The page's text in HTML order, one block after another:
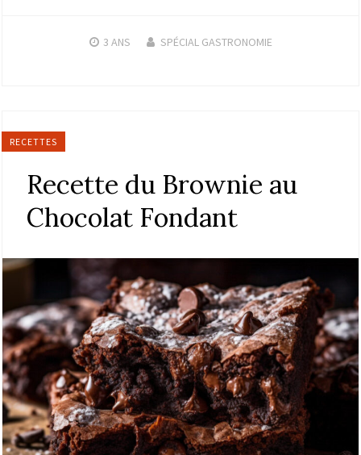
3 ANS SPÉCIAL GASTRONOMIE
RECETTES
Recette du Brownie au
Chocolat Fondant